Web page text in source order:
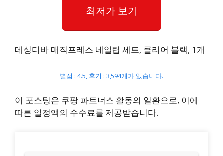
최저가 보기
데싱디바 매직프레스 네일팁 세트, 클리어 블랙, 1개
별점 : 4.5, 후기 : 3,594개가 있습니다.
이 포스팅은 쿠팡 파트너스 활동의 일환으로, 이에
따른 일정액의 수수료를 제공받습니다.